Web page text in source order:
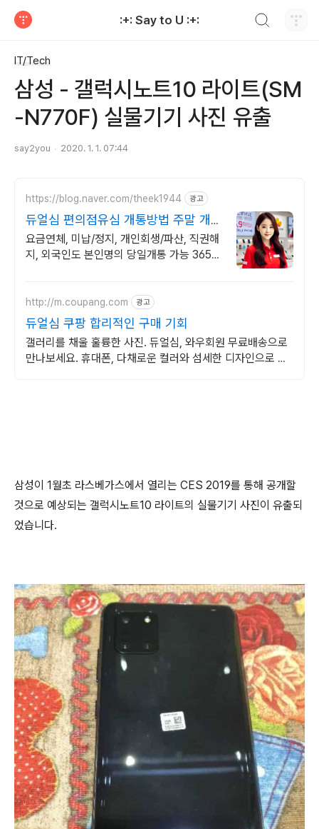
:+: Say to U :+:
IT/Tech
삼성 - 갤럭시노트10 라이트(SM
-N770F) 실물기기 사진 유출
say2you 2020. 1. 1. 07:44
https://blog.naver.com/theek1944 광고
듀얼심 편의점유심 개통방법 주말 개통
OK 상담OK
요금연체, 미납/정지, 개인회생/파산, 직권해
지, 외국인도 본인명의 당일개통 가능 365일
http://m.coupang.com 광고
듀얼심 쿠팡 합리적인 구매 기회
갤러리를 채울 훌륭한 사진. 듀얼심, 와우회원 무료배송으로
만나보세요. 휴대폰, 다채로운 컬러와 섬세한 디자인으로 당
삼성이 1월초 라스베가스에서 열리는 CES 2019를 통해 공개할
것으로 예상되는 갤럭시노트10 라이트의 실물기기 사진이 유출되
었습니다.